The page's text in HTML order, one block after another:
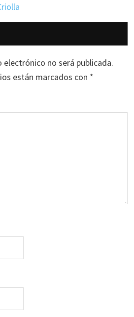
electrónico no será publicada.
están marcados con *